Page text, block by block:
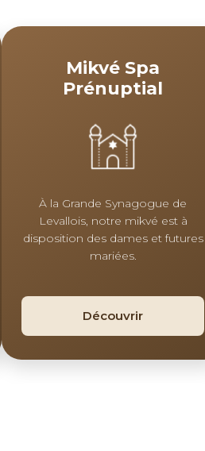
Mikvé Spa
Prénuptial
À la Grande Synagogue de
Levallois, notre mikvé est à
disposition des dames et futures
mariées.
Découvrir